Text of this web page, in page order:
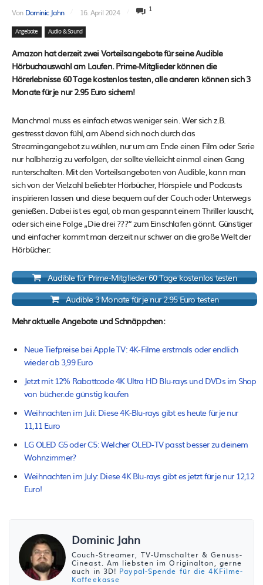
Von Dominic Jahn 16. April 2024 1
Angebote Audio & Sound
Amazon hat derzeit zwei Vorteilsangebote für seine Audible
Hörbuchauswahl am Laufen. Prime-Mitglieder können die
Hörerlebnisse 60 Tage kostenlos testen, alle anderen können sich 3
Monate für je nur 2.95 Euro sichern!
Manchmal muss es einfach etwas weniger sein. Wer sich z.B.
gestresst davon fühl, am Abend sich noch durch das
Streamingangebot zu wühlen, nur um am Ende einen Film oder Serie
nur halbherzig zu verfolgen, der sollte vielleicht einmal einen Gang
runterschalten. Mit den Vorteilsangeboten von Audible, kann man
sich von der Vielzahl beliebter Hörbücher, Hörspiele und Podcasts
inspirieren lassen und diese bequem auf der Couch oder Unterwegs
genießen. Dabei ist es egal, ob man gespannt einem Thriller lauscht,
oder sich eine Folge „Die drei ???“ zum Einschlafen gönnt. Günstiger
und einfacher kommt man derzeit nur schwer an die große Welt der
Hörbücher:
Audible für Prime-Mitglieder 60 Tage kostenlos testen
Audible 3 Monate für je nur 2.95 Euro testen
Mehr aktuelle Angebote und Schnäppchen:
Neue Tiefpreise bei Apple TV: 4K-Filme erstmals oder endlich
wieder ab 3,99 Euro
Jetzt mit 12% Rabattcode 4K Ultra HD Blu-rays und DVDs im Shop
von bücher.de günstig kaufen
Weihnachten im Juli: Diese 4K-Blu-rays gibt es heute für je nur
11,11 Euro
LG OLED G5 oder C5: Welcher OLED-TV passt besser zu deinem
Wohnzimmer?
Weihnachten im July: Diese 4K Blu-rays gibt es jetzt für je nur 12,12
Euro!
Dominic Jahn
Couch-Streamer, TV-Umschalter & Genuss-
Cineast. Am liebsten im Originalton, gerne
auch in 3D! Paypal-Spende für die 4KFilme-
Kaffeekasse